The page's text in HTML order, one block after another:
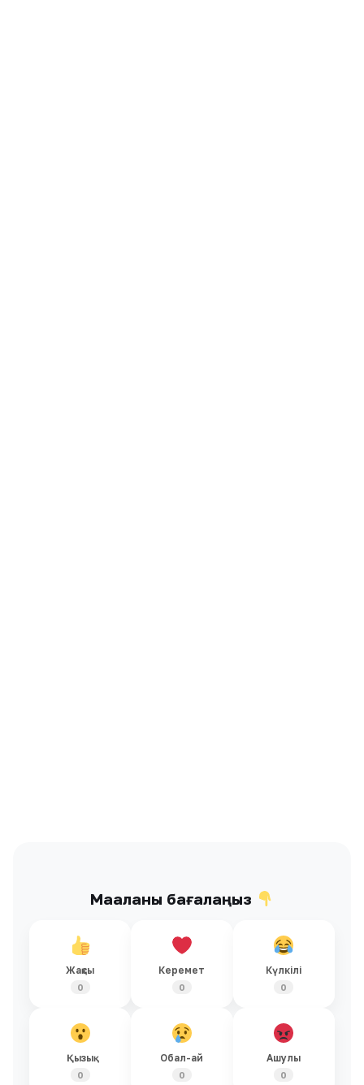
Мақаланы бағалаңыз
Жақсы
0
Керемет
0
Күлкілі
0
Қызық
0
Обал-ай
0
Ашулы
0